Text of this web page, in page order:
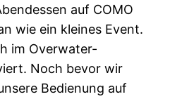
auf COMO
wie ein kleines Event.
im Overwater-
Noch bevor wir
Bedienung auf